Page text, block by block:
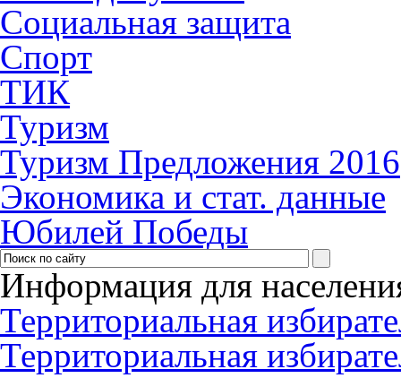
Социальная защита
Спорт
ТИК
Туризм
Туризм Предложения 2016
Экономика и стат. данные
Юбилей Победы
Информация для
Территориальная
Территориальная